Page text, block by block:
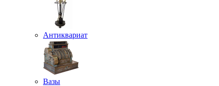
Антиквариат
Вазы